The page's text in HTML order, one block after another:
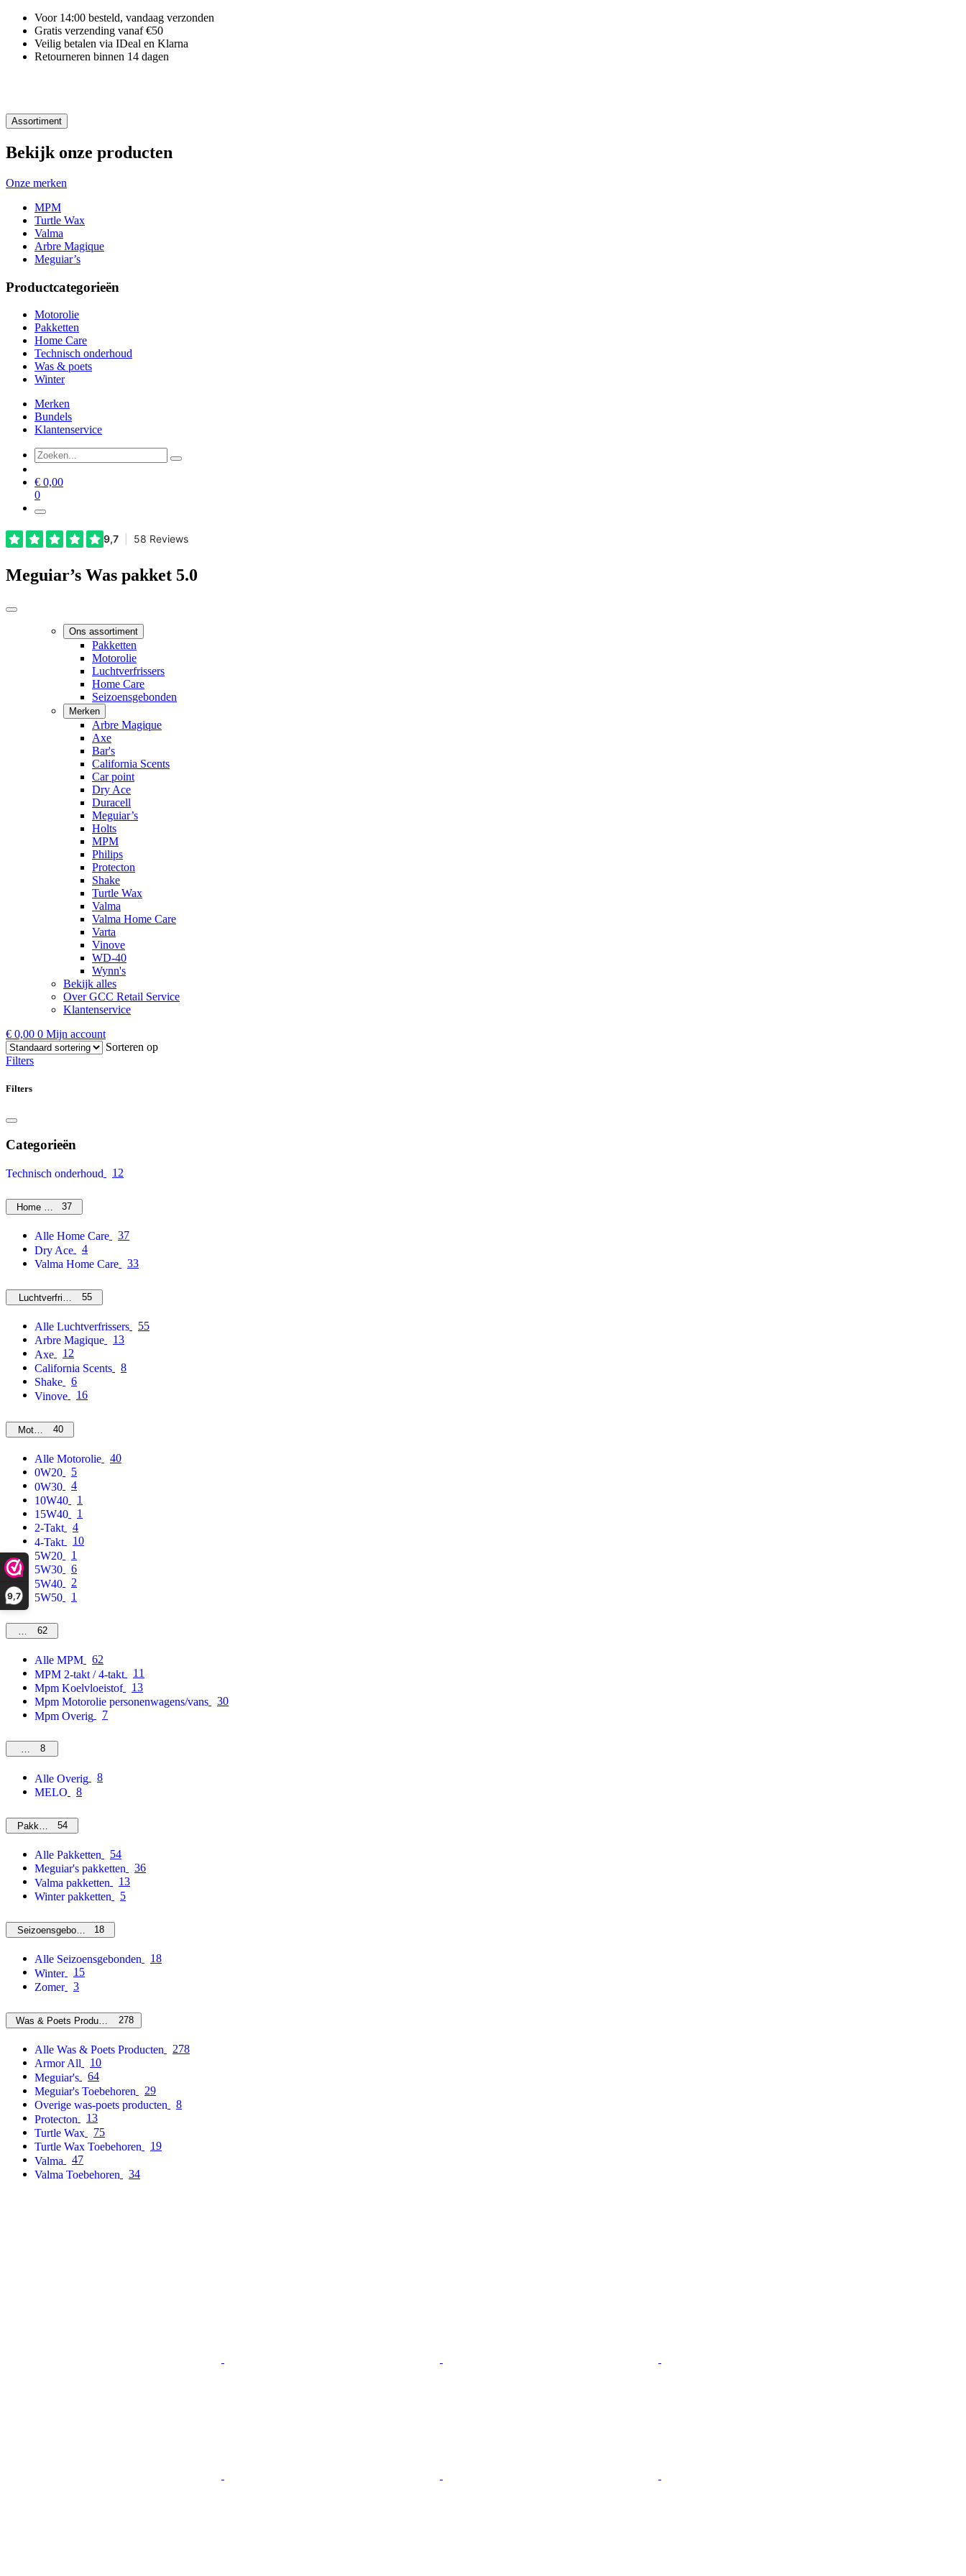
9,7
Voor 14:00 besteld, vandaag verzonden
Gratis verzending vanaf €50
Veilig betalen via IDeal en Klarna
Retourneren binnen 14 dagen
Assortiment
Bekijk onze producten
Onze merken
MPM
Turtle Wax
Valma
Arbre Magique
Meguiar’s
Productcategorieën
Motorolie
Pakketten
Home Care
Technisch onderhoud
Was & poets
Winter
Merken
Bundels
Klantenservice
€ 0,00
0
Meguiar’s Was pakket 5.0
Ons assortiment
Pakketten
Motorolie
Luchtverfrissers
Home Care
Seizoensgebonden
Merken
Arbre Magique
Axe
Bar's
California Scents
Car point
Dry Ace
Duracell
Meguiar’s
Holts
MPM
Philips
Protecton
Shake
Turtle Wax
Valma
Valma Home Care
Varta
Vinove
WD-40
Wynn's
Bekijk alles
Over GCC Retail Service
Klantenservice
€ 0,00 0 Mijn account
Sorteren op
Filters
Filters
Categorieën
Technisch onderhoud 12
Home Care37
Alle Home Care
37
Dry Ace
4
Valma Home Care
33
Luchtverfrissers55
Alle Luchtverfrissers
55
Arbre Magique
13
Axe
12
California Scents
8
Shake
6
Vinove
16
Motorolie40
Alle Motorolie
40
0W20
5
0W30
4
10W40
1
15W40
1
2-Takt
4
4-Takt
10
5W20
1
5W30
6
5W40
2
5W50
1
MPM62
Alle MPM
62
MPM 2-takt / 4-takt
11
Mpm Koelvloeistof
13
Mpm Motorolie personenwagens/vans
30
Mpm Overig
7
Overig
8
Alle Overig
8
MELO
8
Pakketten54
Alle Pakketten
54
Meguiar's pakketten
36
Valma pakketten
13
Winter pakketten
5
Seizoensgebonden18
Alle Seizoensgebonden
18
Winter
15
Zomer
3
Was & Poets Producten 278
Alle Was & Poets Producten
278
Armor All
10
Meguiar's
64
Meguiar's Toebehoren
29
Overige was-poets producten
8
Protecton
13
Turtle Wax
75
Turtle Wax Toebehoren
19
Valma
47
Valma Toebehoren
34